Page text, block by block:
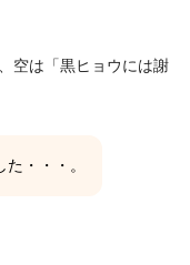
空は「黒ヒョウには謝
・・・。